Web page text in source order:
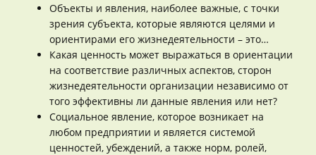
Объекты и явления, наиболее важные, с точки
зрения субъекта, которые являются целями и
ориентирами его жизнедеятельности – это…
Какая ценность может выражаться в ориентации
на соответствие различных аспектов, сторон
жизнедеятельности организации независимо от
того эффективны ли данные явления или нет?
Социальное явление, которое возникает на
любом предприятии и является системой
ценностей, убеждений, а также норм, ролей,